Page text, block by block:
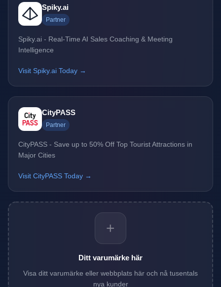
Spiky.ai
Partner
Spiky.ai - Real-Time AI Sales Coaching & Meeting
Intelligence
Visit Spiky.ai Today →
CityPASS
Partner
CityPASS - Save up to 50% Off Top Tourist Attractions in
Major Cities
Visit CityPASS Today →
+
Ditt varumärke här
Visa ditt varumärke eller webbplats här och nå tusentals
nya kunder